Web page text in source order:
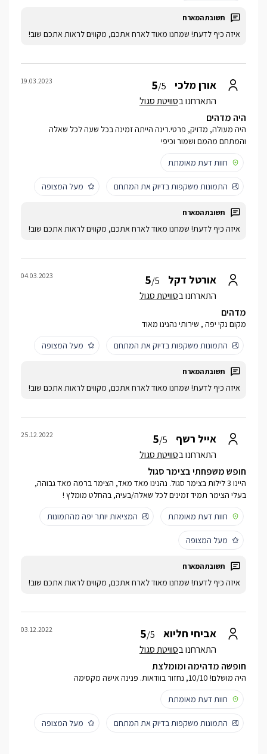
איזה כיף לדעת! שמחנו מאוד לארח אתכם, מקווים לראות אתכם שוב!
אורן מלכי 5/5
התארחנו בסוויטת סגול
19.03.2023
היה מדהים
היה מעולה, מדויק, פרטי.רינה הייתה זמינה בכל שעה לכל שאלה
והמתחם מהמם ושמור וכיפי
חוות דעת מאומתת
התמונות משקפות בדיוק את המתחם מעל המצופה
איזה כיף לדעת! שמחנו מאוד לארח אתכם, מקווים לראות אתכם שוב!
אורטל דקל 5/5
התארחנו בסוויטת סגול
04.03.2023
מדהים
מקום נקי יפה , שירותי נהנינו מאוד
התמונות משקפות בדיוק את המתחם
מעל המצופה
איזה כיף לדעת! שמחנו מאוד לארח אתכם, מקווים לראות אתכם שוב!
אייל רשף 5/5
התארחנו בסוויטת סגול
25.12.2022
חופש משפחתי בצימר סגול
היינו 3 לילות בצימר סגול. נהנינו מאד מאד, הצימר ברמה מאד גבוהה,
בעלי הצימר תמיד זמינים לכל שאלה/בעיה, בהחלט מומלץ !
חוות דעת מאומתת
המציאות יותר יפה מהתמונות
מעל המצופה
איזה כיף לדעת! שמחנו מאוד לארח אתכם, מקווים לראות אתכם שוב!
אביחי חליוא 5/5
התארחנו בסוויטת סגול
03.12.2022
חופשה מדהימה ומומלצת
היה מושלם! 10/10, נחזור בוודאות. פנינה אישה מקסימה
חוות דעת מאומתת
התמונות משקפות בדיוק את המתחם מעל המצופה